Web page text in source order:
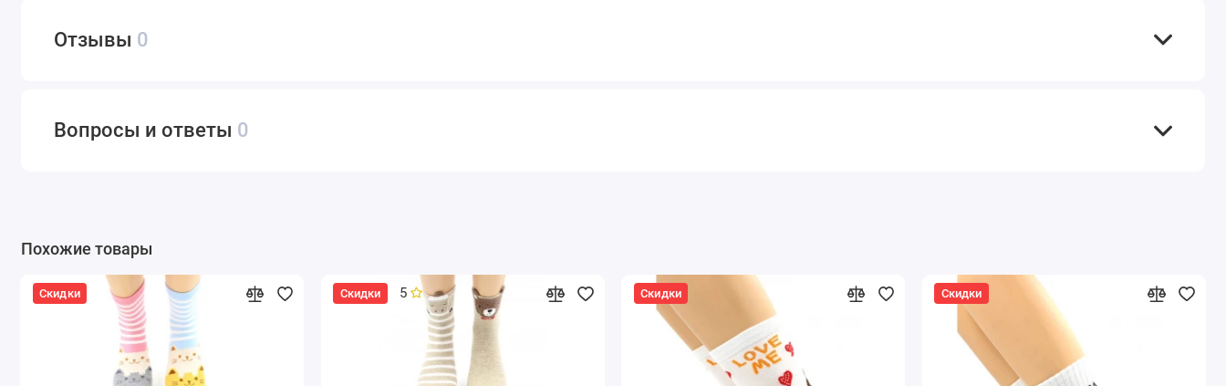
Отзывы 0
Вопросы и ответы 0
Похожие товары
Скидки Скидки 5 Скидки Скидки